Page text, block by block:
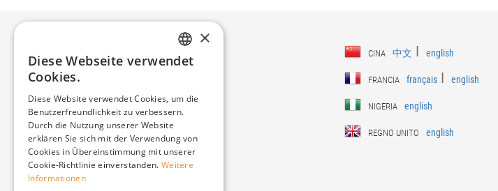
ǀ CINA 中文 ǀenglish
FRANCIA français ǀenglish
NIGERIA english
POLONIA ǀ REGNO UNITO english
GERMAN
FRENCH
×
Diese Webseite verwendet
Cookies.
Diese Website verwendet Cookies, um die
Benutzerfreundlichkeit zu verbessern.
Durch die Nutzung unserer Website
erklären Sie sich mit der Verwendung von
Cookies in Übereinstimmung mit unserer
Cookie-Richtlinie einverstanden. Weitere
Informationen